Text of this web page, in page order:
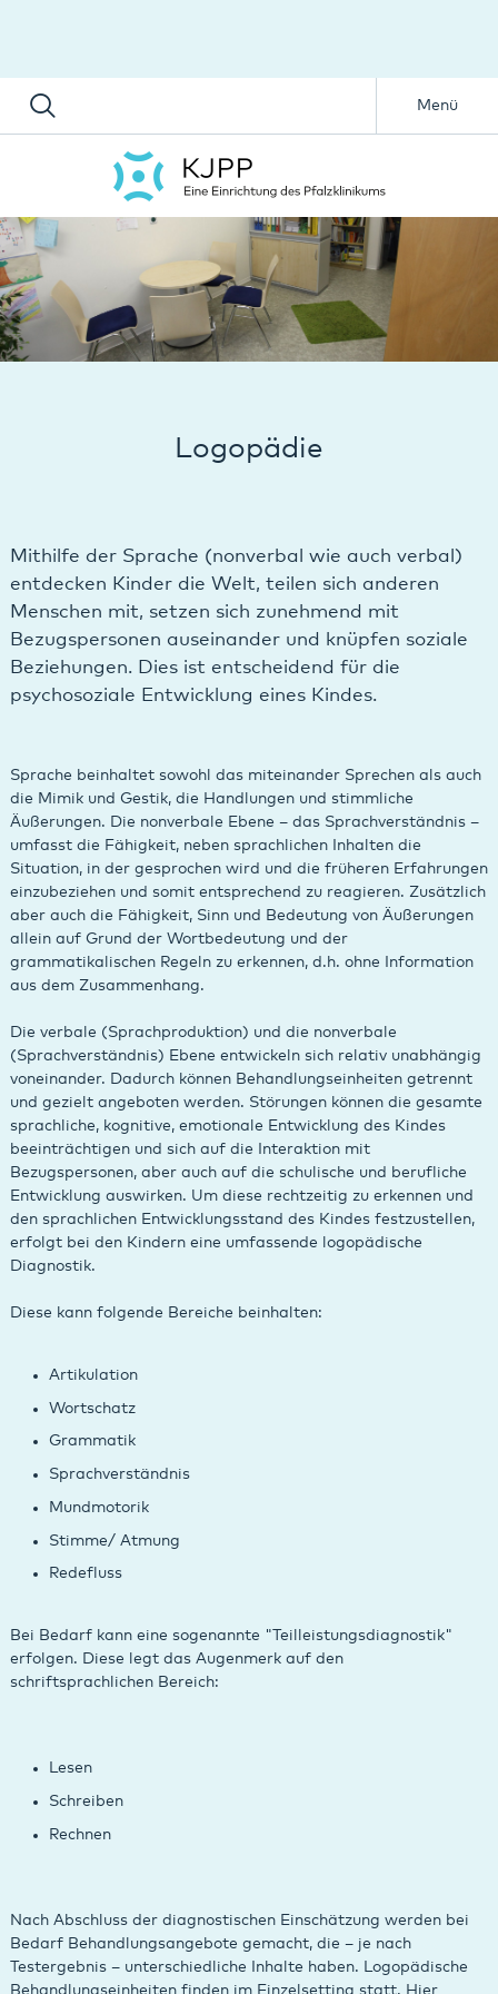
Menü
Logopädie
Mithilfe der Sprache (nonverbal wie auch verbal)
entdecken Kinder die Welt, teilen sich anderen
Menschen mit, setzen sich zunehmend mit
Bezugspersonen auseinander und knüpfen soziale
Beziehungen. Dies ist entscheidend für die
psychosoziale Entwicklung eines Kindes.
Sprache beinhaltet sowohl das miteinander Sprechen als auch
die Mimik und Gestik, die Handlungen und stimmliche
Äußerungen. Die nonverbale Ebene – das Sprachverständnis –
umfasst die Fähigkeit, neben sprachlichen Inhalten die
Situation, in der gesprochen wird und die früheren Erfahrungen
einzubeziehen und somit entsprechend zu reagieren. Zusätzlich
aber auch die Fähigkeit, Sinn und Bedeutung von Äußerungen
allein auf Grund der Wortbedeutung und der
grammatikalischen Regeln zu erkennen, d.h. ohne Information
aus dem Zusammenhang.
Die verbale (Sprachproduktion) und die nonverbale
(Sprachverständnis) Ebene entwickeln sich relativ unabhängig
voneinander. Dadurch können Behandlungseinheiten getrennt
und gezielt angeboten werden. Störungen können die gesamte
sprachliche, kognitive, emotionale Entwicklung des Kindes
beeinträchtigen und sich auf die Interaktion mit
Bezugspersonen, aber auch auf die schulische und berufliche
Entwicklung auswirken. Um diese rechtzeitig zu erkennen und
den sprachlichen Entwicklungsstand des Kindes festzustellen,
erfolgt bei den Kindern eine umfassende logopädische
Diagnostik.
Diese kann folgende Bereiche beinhalten:
Artikulation
Wortschatz
Grammatik
Sprachverständnis
Mundmotorik
Stimme/ Atmung
Redefluss
Bei Bedarf kann eine sogenannte "Teilleistungsdiagnostik"
erfolgen. Diese legt das Augenmerk auf den
schriftsprachlichen Bereich:
Lesen
Schreiben
Rechnen
Nach Abschluss der diagnostischen Einschätzung werden bei
Bedarf Behandlungsangebote gemacht, die – je nach
Testergebnis – unterschiedliche Inhalte haben. Logopädische
Behandlungseinheiten finden im Einzelsetting statt. Hier